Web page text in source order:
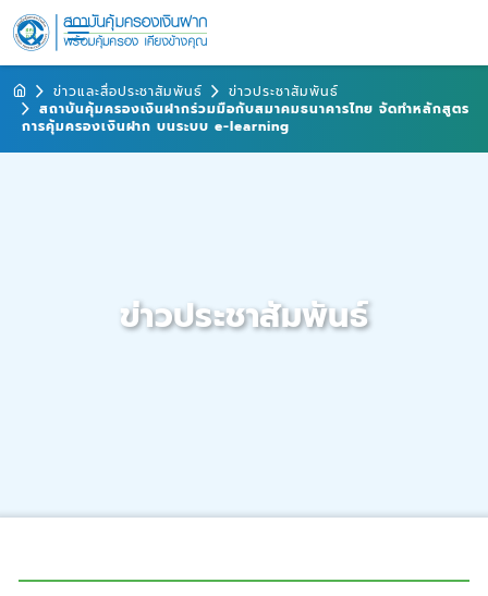
ข่าวและสื่อประชาสัมพันธ์
ข่าวประชาสัมพันธ์
สถาบันคุ้มครองเงินฝากร่วมมือกับสมาคมธนาคารไทย จัดทำหลักสูตร
การคุ้มครองเงินฝาก บนระบบ e-learning
ข่าวประชาสัมพันธ์